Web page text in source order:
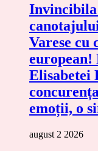
Invincibila
Varese cu
european!
Elisabetei
emoții, o
august 2 2026